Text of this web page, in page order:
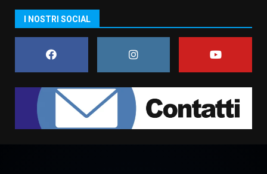
assoluta de “L’Albergo
Belvedere. Il rapimento”
6 Agosto 2026 06:15
1
Rivoluzione”: nuovo
appuntamento con “Fasano in
Banda”
I NOSTRI SOCIAL